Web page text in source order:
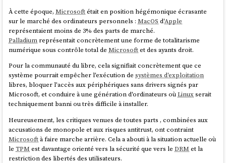
À cette époque,Microsoftétait en position hégémonique écrasante
sur le marché des ordinateurs personnels :MacOS d'Apple
représentaient moins de 3% des parts de marché.
Palladium représentait concrètement une forme de totalitarisme
numérique sous contrôle total deMicrosoftet des ayants droit.
Pour la communauté du libre, cela signifiait concrètement que ce
système pourrait empêcher l'exécution desystèmes d'exploitation
libres, bloquer l'accès aux périphériques sans drivers signés par
Microsoft, et conduire à une génération d'ordinateurs oùLinuxserait
techniquement banni ou très difficile à installer.
Heureusement, les critiques venues de toutes parts , combinées aux
accusations de monopole et aux risques antitrust, ont contraint
Microsoftà faire marche arrière. Cela a abouti à la situation actuelle où
leTPM est davantage orienté vers la sécurité que vers leDRM et la
restriction des libertés des utilisateurs.